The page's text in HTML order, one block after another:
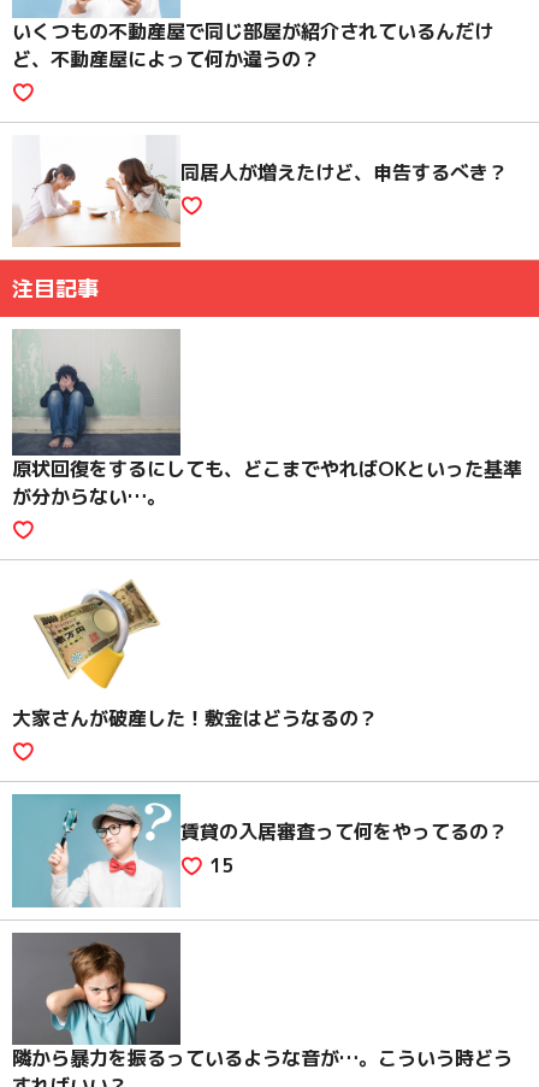
いくつもの不動産屋で同じ部屋が紹介されているんだけ
ど、不動産屋によって何か違うの？
同居人が増えたけど、申告するべき？
注目記事
原状回復をするにしても、どこまでやればOKといった基準
が分からない…。
大家さんが破産した！敷金はどうなるの？
賃貸の入居審査って何をやってるの？
15
隣から暴力を振るっているような音が…。こういう時どう